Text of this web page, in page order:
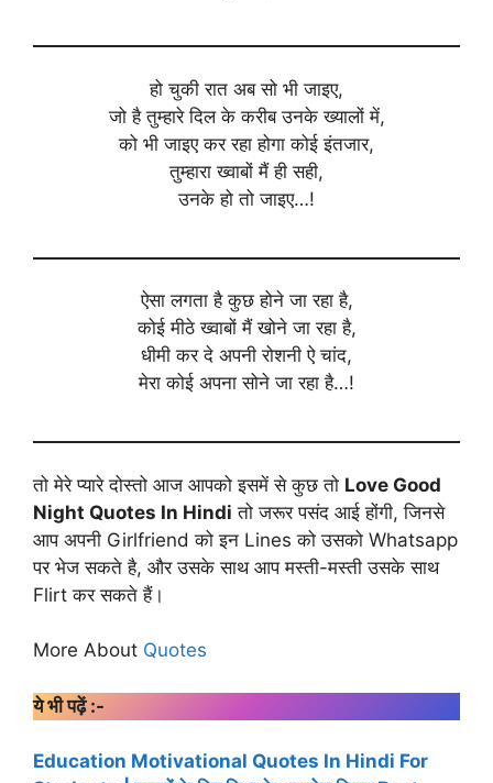
हो चुकी रात अब सो भी जाइए,
जो है तुम्हारे दिल के करीब उनके ख्यालों में,
को भी जाइए कर रहा होगा कोई इंतजार,
तुम्हारा ख्वाबों मैं ही सही,
उनके हो तो जाइए…!
ऐसा लगता है कुछ होने जा रहा है,
कोई मीठे ख्वाबों मैं खोने जा रहा है,
धीमी कर दे अपनी रोशनी ऐ चांद,
मेरा कोई अपना सोने जा रहा है…!
तो मेरे प्यारे दोस्तो आज आपको इसमें से कुछ तो Love Good
Night Quotes In Hindi तो जरूर पसंद आई होंगी, जिनसे
आप अपनी Girlfriend को इन Lines को उसको Whatsapp
पर भेज सकते है, और उसके साथ आप मस्ती-मस्ती उसके साथ
Flirt कर सकते हैं।
More About Quotes
ये भी पढ़ें :-
Education Motivational Quotes In Hindi For